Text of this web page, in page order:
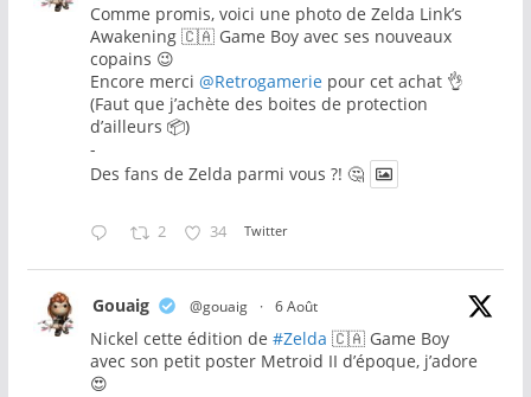
Comme promis, voici une photo de Zelda Link’s
Awakening 🇨🇦 Game Boy avec ses nouveaux
copains 😉
Encore merci @Retrogameriepour cet achat 👌
(Faut que j’achète des boites de protection
d’ailleurs 📦)
-
Des fans de Zelda parmi vous ?! 🤔
2 34 Twitter
Gouaig @gouaig · 6 Août
Nickel cette édition de #Zelda 🇨🇦 Game Boy
avec son petit poster Metroid II d’époque, j’adore
😍